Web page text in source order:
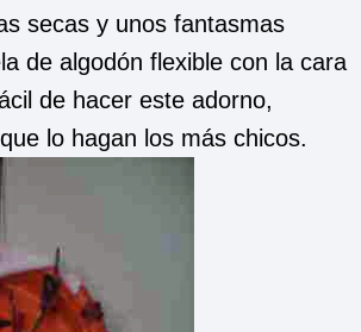
secas y unos fantasmas
de algodón flexible con la cara
de hacer este adorno,
lo hagan los más chicos.